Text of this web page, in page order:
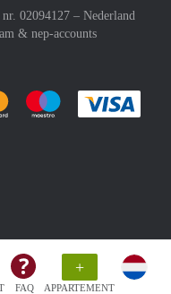
FAQ
+
APPARTEMENT
02094127 – Nederland
& nep-accounts
gemakkelijk af met Paypal
Je rekent gemakkelijk af met
Je rekent